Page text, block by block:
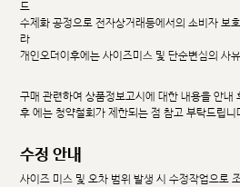
드
수제화 공정으로 전자상거래등에서의 소비자 보
라
개인오더이후에는 사이즈미스 및 단순변심의 사
구매 관련하여 상품정보고시에 대한 내용을 안내
후 에는 청약철회가 제한되는 점 참고 부탁드립니
수정 안내
사이즈 미스 및 오차 범위 발생 시 수정작업으로